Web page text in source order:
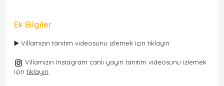
Ek Bilgiler
▶️ Villamızın tanıtım videosunu izlemek için tıklayın
Villamızın Instagram canlı yayın tanıtım videosunu izlemek
için tıklayın